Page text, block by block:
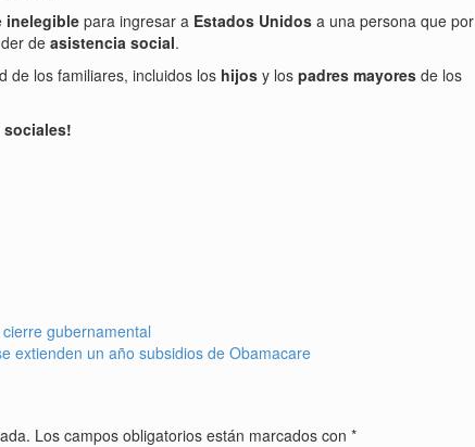
inelegible para ingresar a Estados Unidos a una persona que por
de asistencia social.
de los familiares, incluidos los hijos y los padres mayores de los
sociales!
gubernamental
extienden un año subsidios de Obamacare
Los campos obligatorios están marcados con *